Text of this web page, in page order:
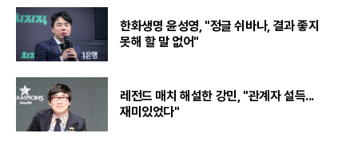
한화생명 윤성영, "정글 쉬바나, 결과 좋지
못해 할 말 없어"
레전드 매치 해설한 강민, "관계자 설득...
재미있었다"